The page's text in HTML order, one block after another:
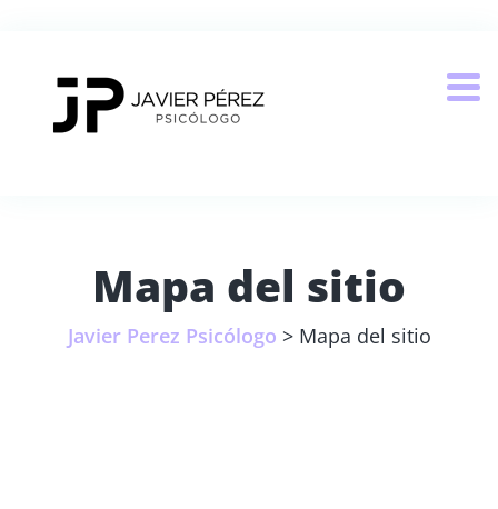
Mapa del sitio
Javier Perez Psicólogo > Mapa del sitio